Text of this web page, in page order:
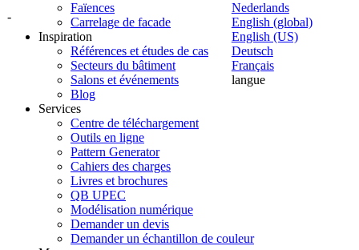
-
Nederlands
English (global)
English (US)
Deutsch
Français
langue
Faïences
Carrelage de facade
Inspiration
Références et études de cas
Secteurs du bâtiment
Salons et événements
Blog
Services
Centre de téléchargement
Outils en ligne
Pattern Generator
Cahiers des charges
Livres et brochures
QB UPEC
Modélisation numérique
Demander un devis
Demander un échantillon de couleur